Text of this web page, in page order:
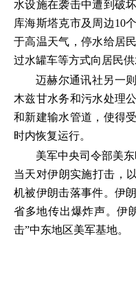
水设施在袭击中遭到破
库海斯塔克市及周边10
于高温天气，停水给居
过水罐车等方式向居民供
迈赫尔通讯社另一
木兹甘水务和污水处理
和新建输水管道，使得
时内恢复运行。
美军中央司令部美
当天对伊朗实施打击，
机被伊朗击落事件。伊
省多地传出爆炸声。伊
击”中东地区美军基地。